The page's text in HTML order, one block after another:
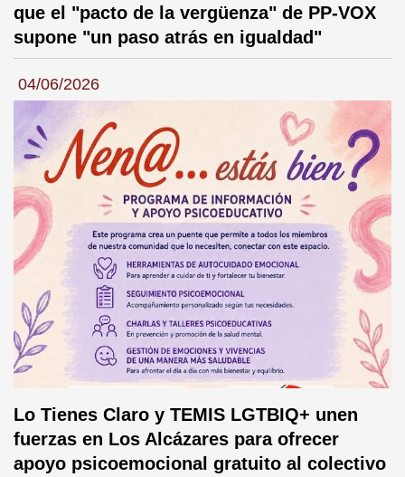
que el "pacto de la vergüenza" de PP-VOX
supone "un paso atrás en igualdad"
04/06/2026
Lo Tienes Claro y TEMIS LGTBIQ+ unen
fuerzas en Los Alcázares para ofrecer
apoyo psicoemocional gratuito al colectivo